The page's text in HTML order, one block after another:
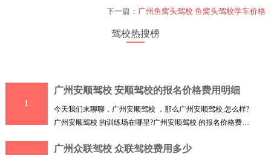
下一篇： 广州鱼窝头驾校 鱼窝头驾校学车价格
驾校热搜榜
1
广州安顺驾校 安顺驾校的报名价格费用明细
今天我们来聊聊，广州安顺驾校 ，那么广州安顺驾校 怎么样?
广州安顺驾校 的训练场在哪里?广州安顺驾校 的报名价格费用
广州众联驾校 众联驾校费用多少